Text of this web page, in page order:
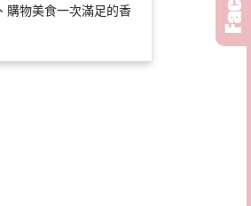
購物美食一次滿足的香